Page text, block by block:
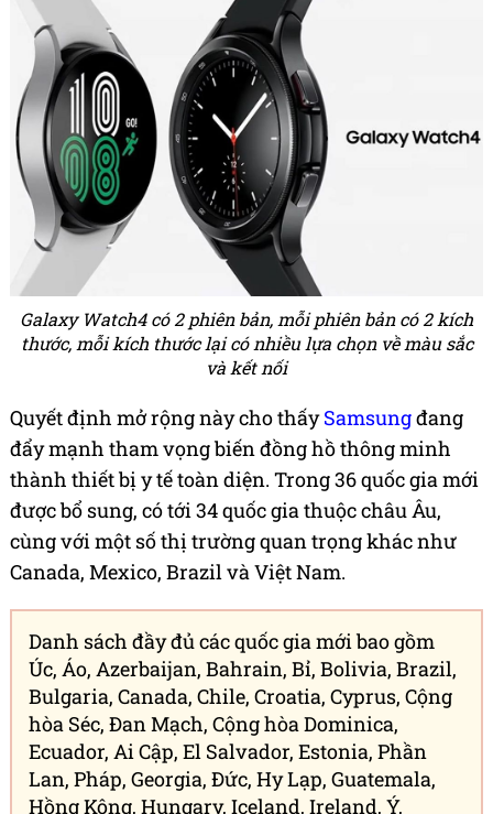
Galaxy Watch4 có 2 phiên bản, mỗi phiên bản có 2 kích
thước, mỗi kích thước lại có nhiều lựa chọn về màu sắc
và kết nối
Quyết định mở rộng này cho thấySamsungđang
đẩy mạnh tham vọng biến đồng hồ thông minh
thành thiết bị y tế toàn diện. Trong 36 quốc gia mới
được bổ sung, có tới 34 quốc gia thuộc châu Âu,
cùng với một số thị trường quan trọng khác như
Canada, Mexico, Brazil và Việt Nam.
Danh sách đầy đủ các quốc gia mới bao gồm
Úc, Áo, Azerbaijan, Bahrain, Bỉ, Bolivia, Brazil,
Bulgaria, Canada, Chile, Croatia, Cyprus, Cộng
hòa Séc, Đan Mạch, Cộng hòa Dominica,
Ecuador, Ai Cập, El Salvador, Estonia, Phần
Lan, Pháp, Georgia, Đức, Hy Lạp, Guatemala,
Hồng Kông, Hungary, Iceland, Ireland, Ý,